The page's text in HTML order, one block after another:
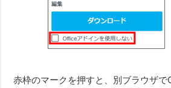
赤枠のマークを押すと、別ブラウザ